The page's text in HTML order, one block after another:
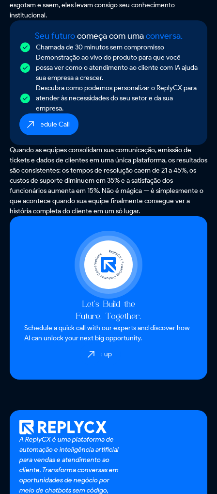
Let’s Build the
Future, Together.
Schedule a quick call with our experts and discover how
AI can unlock your next big opportunity.
Sign up
esgotam e saem, eles levam consigo seu conhecimento
institucional.
Seu futurocomeça com umaconversa.
Chamada de 30 minutos sem compromisso
Demonstração ao vivo do produto para que você
possa ver como o atendimento ao cliente com IA ajuda
sua empresa a crescer.
Descubra como podemos personalizar o ReplyCX para
atender às necessidades do seu setor e da sua
empresa.
Schedule Call
Quando as equipes consolidam sua comunicação, emissão de
tickets e dados de clientes em uma única plataforma, os resultados
são consistentes: os tempos de resolução caem de 21 a 45%, os
custos de suporte diminuem em 35% e a satisfação dos
funcionários aumenta em 15%. Não é mágica — é simplesmente o
que acontece quando sua equipe finalmente consegue ver a
história completa do cliente em um só lugar.
A ReplyCX é uma plataforma de
automação e inteligência artificial
para vendas e atendimento ao
cliente. Transforma conversas em
oportunidades de negócio por
meio de chatbots sem código,